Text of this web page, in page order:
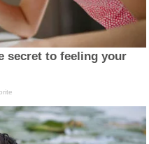
secret to feeling your